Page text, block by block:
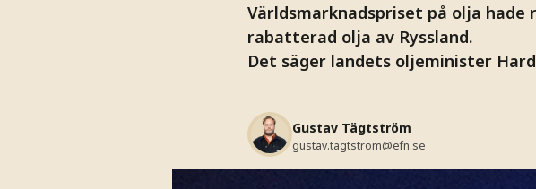
Världsmarknadspriset på olja
rabatterad olja av Ryssland.
Det säger landets oljeminister
Gustav Tägtström
gustav.tagtstrom@efn.se